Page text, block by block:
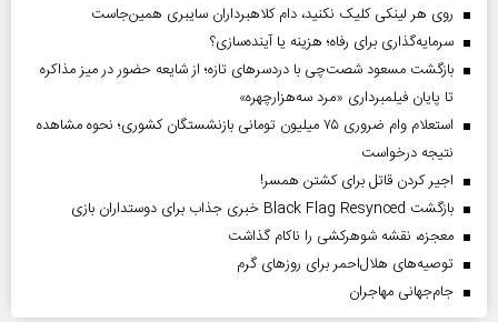
روی هر لینکی کلیک نکنید، دام کلاهبرداران سایبری همین‌جاست
سرمایه‌گذاری برای رفاه؛ هزینه یا آینده‌سازی؟
بازگشت مسعود شصت‌چی با دردسر‌های تازه؛ از شایعه حضور در میز مذاکره
تا پایان فیلمبرداری «مرد سه‌هزارچهره»
استعلام وام ضروری ۷۵ میلیون تومانی بازنشستگان کشوری؛ نحوه مشاهده
نتیجه درخواست
اجیر کردن قاتل برای کشتن همسر!
بازگشت Black Flag Resynced خبری جذاب برای دوستداران بازی
معجزه، نقشه شوهرکشی را ناکام گذاشت
توصیه‌های هلال‌احمر برای روز‌های گرم
جام‌جهانی مهاجران